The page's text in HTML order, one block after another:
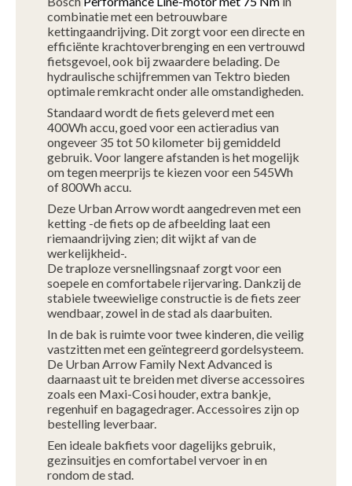
combinatie met een betrouwbare
kettingaandrijving. Dit zorgt voor een directe en
efficiënte krachtoverbrenging en een vertrouwd
fietsgevoel, ook bij zwaardere belading. De
hydraulische schijfremmen van Tektro bieden
optimale remkracht onder alle omstandigheden.
Standaard wordt de fiets geleverd met een
400Wh accu, goed voor een actieradius van
ongeveer 35 tot 50 kilometer bij gemiddeld
gebruik. Voor langere afstanden is het mogelijk
om tegen meerprijs te kiezen voor een 545Wh
of 800Wh accu.
Deze Urban Arrow wordt aangedreven met een
ketting -de fiets op de afbeelding laat een
riemaandrijving zien; dit wijkt af van de
werkelijkheid-.
De traploze versnellingsnaaf zorgt voor een
soepele en comfortabele rijervaring. Dankzij de
stabiele tweewielige constructie is de fiets zeer
wendbaar, zowel in de stad als daarbuiten.
In de bak is ruimte voor twee kinderen, die veilig
vastzitten met een geïntegreerd gordelsysteem.
De Urban Arrow Family Next Advanced is
daarnaast uit te breiden met diverse accessoires
zoals een Maxi-Cosi houder, extra bankje,
regenhuif en bagagedrager. Accessoires zijn op
bestelling leverbaar.
Een ideale bakfiets voor dagelijks gebruik,
gezinsuitjes en comfortabel vervoer in en
rondom de stad.